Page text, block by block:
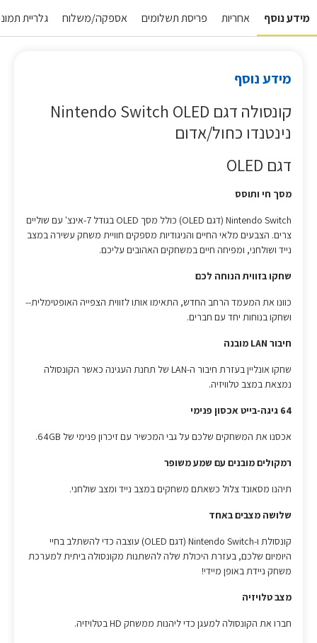
מידע נוסף אחריות פריסת תשלומים אספקה/משלוח גלריית
מידע נוסף
קונסולה דגם Nintendo Switch OLED
נינטנדו כחול/אדום
דגם OLED
מסך חי ותוסס
Nintendo Switch (דגם OLED) כולל מסך OLED בגודל 7-אינצ' עם שוליים
צרים. הצבעים מלאי החיים והניגודיות מספקים חוויית משחק עשירה במצב
נייד ושולחני, ומפיחה חיים במשחקים האהובים עליכם.
שחקו בזווית הנוחה לכם
כוונו את המעמד הרחב החדש, התאימו אותו לזווית הצפייה האופטימלית--
ושחקו בנוחות יחד עם חברים.
חיבור מובנה
שחקו אונליין בעזרת חיבור ה-LAN של תחנת העגינה כאשר הקונסולה
נמצאת במצב טלוויזיה.
64 גיגה-בייט אכסון פנימי
אכסנו את המשחקים שלכם על גבי המכשיר עם זיכרון פנימי של 64GB.
רמקולים מובנים עם שמע משופר
תיהנו מסאונד צלול כשאתם משחקים במצב נייד ומצב שולחני.
שלושה מצבים באחד
קונסולת ו-Nintendo Switch (דגם OLED) עוצבה כדי להשתלב בחיי
היומיום שלכם, בעזרת היכולת שלה להשתנות מקונסולה ביתית למערכת
משחק ניידת באופן מיידי!
מצב טלויזיה
חברו את הקונסולה למעגן כדי ליהנות ממשחק HD בטלויזיה.